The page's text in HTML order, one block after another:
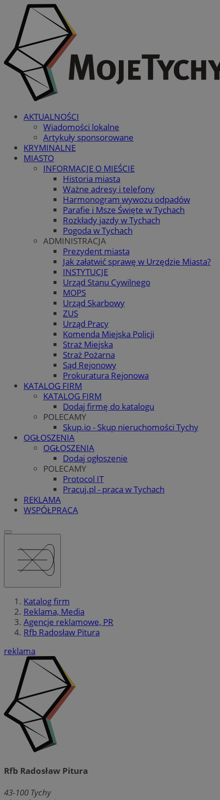
AKTUALNOŚCI
Wiadomości lokalne
Artykuły sponsorowane
KRYMINALNE
MIASTO
INFORMACJE O MIEŚCIE
Historia miasta
Ważne adresy i telefony
Harmonogram wywozu odpadów
Parafie i Msze Święte w Tychach
Rozkłady jazdy w Tychach
Pogoda w Tychach
ADMINISTRACJA
Prezydent miasta
Jak załatwić sprawę w Urzędzie Miasta?
INSTYTUCJE
Urząd Stanu Cywilnego
MOPS
Urząd Skarbowy
ZUS
Urząd Pracy
Komenda Miejska Policji
Straż Miejska
Straż Pożarna
Sąd Rejonowy
Prokuratura Rejonowa
KATALOG FIRM
KATALOG FIRM
Dodaj firmę do katalogu
POLECAMY
Skup.io - Skup nieruchomości Tychy
OGŁOSZENIA
OGŁOSZENIA
Dodaj ogłoszenie
POLECAMY
Protocol IT
Pracuj.pl - praca w Tychach
REKLAMA
WSPÓŁPRACA
Katalog firm
Reklama, Media
Agencje reklamowe, PR
Rfb Radosław Pitura
reklama
Rfb Radosław Pitura
43-100 Tychy